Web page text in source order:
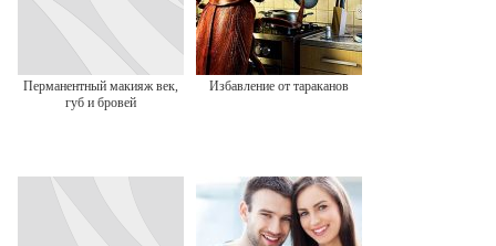
Перманентный макияж век,
губ и бровей
Избавление от тараканов